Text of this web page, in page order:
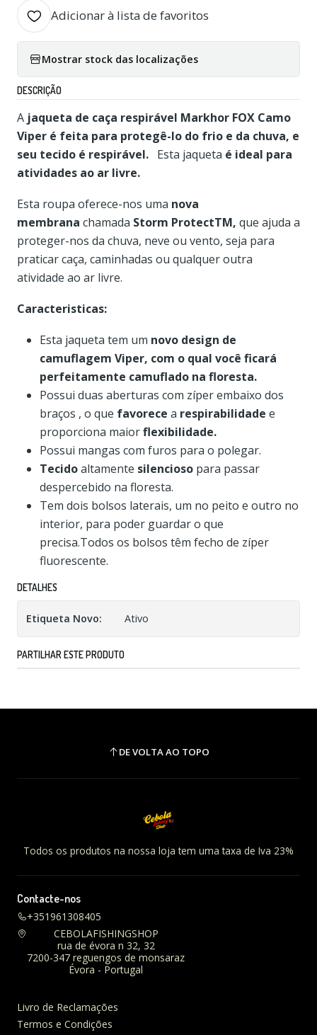
Adicionar à lista de favoritos
Mostrar stock das localizações
DESCRIÇÃO
A jaqueta de caça respirável Markhor FOX Camo
Viper é feita para protegê-lo do frio e da chuva, e
seu tecido é respirável. Esta jaqueta é ideal para
atividades ao ar livre.
Esta roupa oferece-nos uma nova
membrana chamada Storm ProtectTM, que ajuda a
proteger-nos da chuva, neve ou vento, seja para
praticar caça, caminhadas ou qualquer outra
atividade ao ar livre.
Caracteristicas:
Esta jaqueta tem um novo design de
camuflagem Viper, com o qual você ficará
perfeitamente camuflado na floresta.
Possui duas aberturas com zíper embaixo dos
braços , o que favorece a respirabilidade e
proporciona maiorflexibilidade.
Possui mangas com furos para o polegar.
Tecidoaltamente silencioso para passar
despercebido na floresta.
Tem dois bolsos laterais, um no peito e outro no
interior, para poder guardar o que
precisa.Todos os bolsos têm fecho de zíper
fluorescente.
DETALHES
Etiqueta Novo: Ativo
PARTILHAR ESTE PRODUTO
DE VOLTA AO TOPO
Todos os produtos na nossa loja tem uma taxa de Iva 23%
Contacte-nos
+351961308405
CEBOLAFISHINGSHOP
rua de évora n 32, 32
7200-347 reguengos de monsaraz
Évora - Portugal
Livro de Reclamações
Termos e Condições